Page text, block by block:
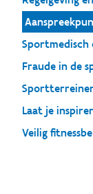
Sportmedisch
Fraude in de
Laat je
Veilig